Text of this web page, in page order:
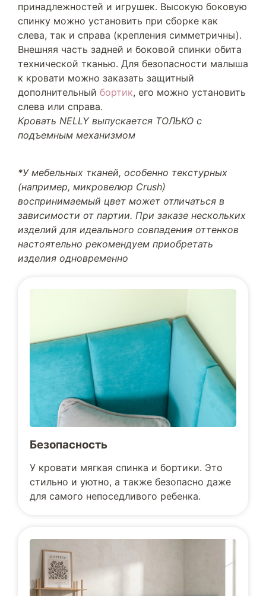
принадлежностей и игрушек. Высокую боковую
спинку можно установить при сборке как
слева, так и справа (крепления симметричны).
Внешняя часть задней и боковой спинки обита
технической тканью. Для безопасности малыша
к кровати можно заказать защитный
дополнительный бортик, его можно установить
слева или справа.
Кровать NELLY выпускается ТОЛЬКО с
подъемным механизмом
*У мебельных тканей, особенно текстурных
(например, микровелюр Crush)
воспринимаемый цвет может отличаться в
зависимости от партии. При заказе нескольких
изделий для идеального совпадения оттенков
настоятельно рекомендуем приобретать
изделия одновременно
Безопасность
У кровати мягкая спинка и бортики. Это
стильно и уютно, а также безопасно даже
для самого непоседливого ребенка.